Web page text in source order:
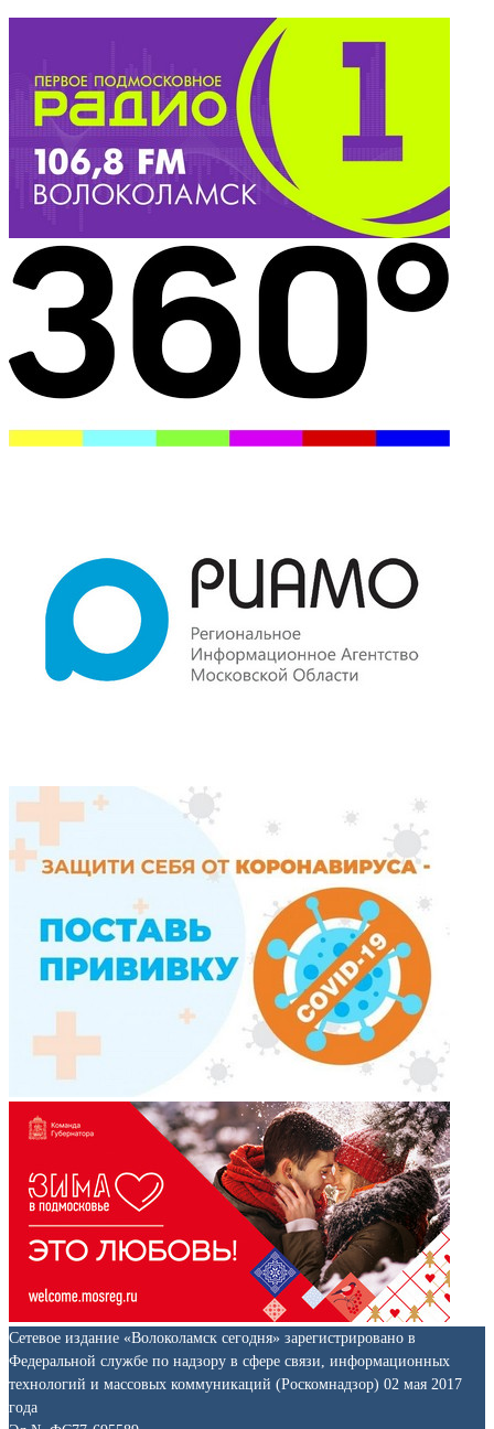
Сетевое издание «Волоколамск сегодня» зарегистрировано в
Федеральной службе по надзору в сфере связи, информационных
технологий и массовых коммуникаций (Роскомнадзор) 02 мая 2017
года